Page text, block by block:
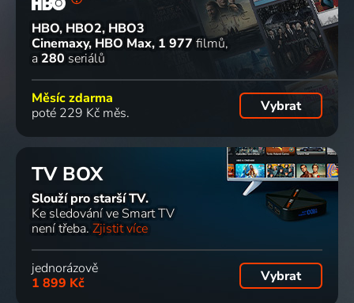
HBO, HBO2, HBO3
Cinemaxy, HBO Max 1 977 filmů
a 280 seriálů
Měsíc zdarma
poté 229 Kč měs.
Vybrat
TV BOX
Slouží pro starší TV.
Ke sledování ve Smart TV
není třeba. Zjistit více
jednorázově
1 899 Kč
Vybrat